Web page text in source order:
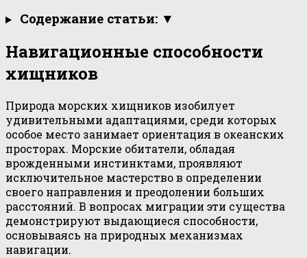
Содержание статьи: ▼
Навигационные способности
хищников
Природа морских хищников изобилует
удивительными адаптациями, среди которых
особое место занимает ориентация в океанских
просторах. Морские обитатели, обладая
врожденными инстинктами, проявляют
исключительное мастерство в определении
своего направления и преодолении больших
расстояний. В вопросах миграции эти существа
демонстрируют выдающиеся способности,
основываясь на природных механизмах
навигации.